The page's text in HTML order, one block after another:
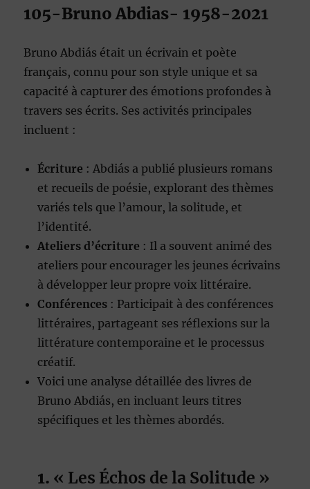
105-Bruno Abdias- 1958-2021
Bruno Abdiás était un écrivain et poète
français, connu pour son style unique et sa
capacité à capturer des émotions profondes à
travers ses écrits. Ses activités principales
incluent :
Écriture : Abdiás a publié plusieurs romans
et recueils de poésie, explorant des thèmes
variés tels que l’amour, la solitude, et
l’identité.
Ateliers d’écriture : Il a souvent animé des
ateliers pour encourager les jeunes écrivains
à développer leur propre voix littéraire.
Conférences : Participait à des conférences
littéraires, partageant ses réflexions sur la
littérature contemporaine et le processus
créatif.
Voici une analyse détaillée des livres de
Bruno Abdiás, en incluant leurs titres
spécifiques et les thèmes abordés.
1. « Les Échos de la Solitude »